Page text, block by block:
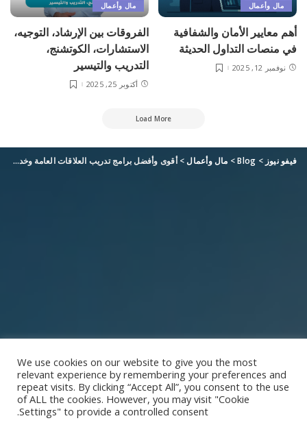
مال وأعمال
أهم معايير الأمان والشفافية
في منصات التداول الحديثة
نوفمبر 12, 2025
مال وأعمال
الفروقات بين الإرشاد، التوجيه،
الاستشارات، الكوتشنج،
التدريب والتيسير
أكتوبر 25, 2025
Load More
فيفو نيوز >
Blog
> مال وأعمال>أقوى وأفضل برامج تدريب العلاقات العامة وخدمة العملاء في المملكة المتحدة
We use cookies on our website to give you the most
relevant experience by remembering your preferences and
repeat visits. By clicking “Accept All”, you consent to the use
of ALL the cookies. However, you may visit "Cookie
Settings" to provide a controlled consent.